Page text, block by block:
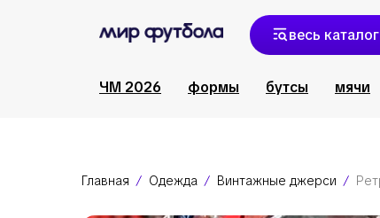
весь каталог
ЧМ 2026 формы бутсы мячи
Главная Одежда Винтажные джерси